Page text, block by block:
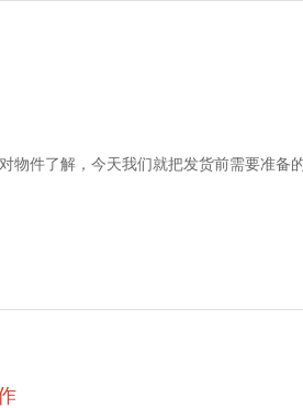
物件了解，今天我们就把发货前需要准备